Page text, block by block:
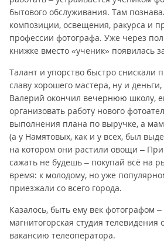
бытового обслуживания. Там
композиции, освещения, ракурса и
профессии фотографа. Уже через
книжке вместо «ученик» появилась
Талант и упорство быстро снискали
славу хорошего мастера, ну и
Валерий окончил вечернюю школу,
организовать работу нового
выполнения плана по выручке, а
(а у Намятовых, как и у всех, был
на котором они растили овощи –
сажать не будешь – покупай всё на
время: к молодому, но уже
приезжали со всего города.
Казалось, быть ему век фотографом
магнитогорская студия телевидения
вакансию телеоператора.